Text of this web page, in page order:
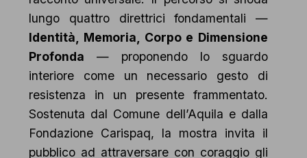
lungo quattro direttrici fondamentali —
Identità, Memoria, Corpo e Dimensione
Profonda — proponendo lo sguardo
interiore come un necessario gesto di
resistenza in un presente frammentato.
Sostenuta dal Comune dell’Aquila e dalla
Fondazione Carispaq, la mostra invita il
pubblico ad attraversare con coraggio gli